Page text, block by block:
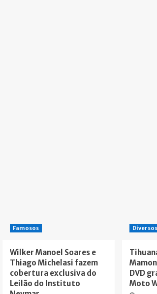
Famosos
Wilker Manoel Soares e
Thiago Michelasi fazem
cobertura exclusiva do
Leilão do Instituto
Diversos
DVD
Moto